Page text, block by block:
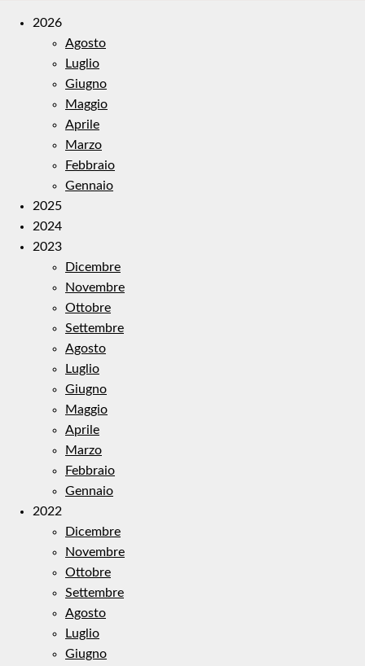
2026
Agosto
Luglio
Giugno
Maggio
Aprile
Marzo
Febbraio
Gennaio
2025
2024
2023
Dicembre
Novembre
Ottobre
Settembre
Agosto
Luglio
Giugno
Maggio
Aprile
Marzo
Febbraio
Gennaio
2022
Dicembre
Novembre
Ottobre
Settembre
Agosto
Luglio
Giugno